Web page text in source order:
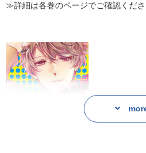
シリーズを単巻で購入する方はこちら
シリーズ1巻(CV.吉野裕行)
シリーズ2巻(CV.石川界人)
シリーズ4巻(CV.増田俊樹)
≫詳細は各巻のページでご確認くだ